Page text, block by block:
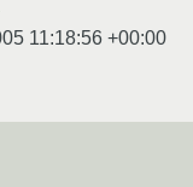
11:18:56 +00:00